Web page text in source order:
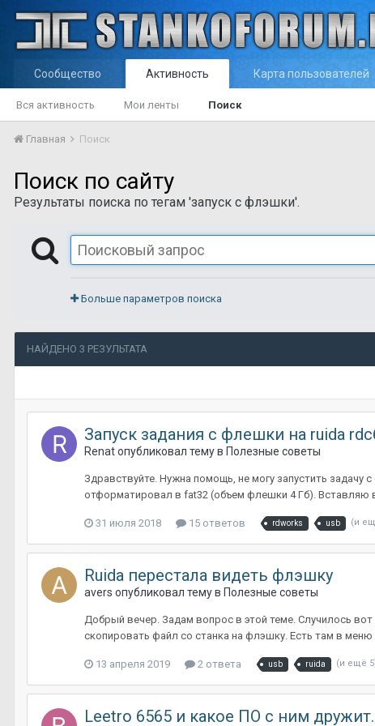
Сообщество Активность
Вся активность Мои ленты Поиск
Карта пользователей
Главная Поиск
Поиск по сайту
Результаты поиска по тегам 'запуск с флэшки'.
Больше параметров поиска
НАЙДЕНО 3 РЕЗУЛЬТАТА
Запуск задания с флешки на ruida
Renatопубликовал тему в Полезные советы
Здравствуйте. Нужна помощь, не могу запустить
отформатировал в fat32 (объем флешки 4 Гб). Вставляю
31 июля 2018 15 ответов rdworks usb (и
Ruida перестала видеть флэшку
avers опубликовал тему в Полезные советы
Добрый вечер. Задам вопрос в этой теме. Случилось
скопировать файл со станка на флэшку. Есть там в
13 апреля 2019 2 ответа usb ruida (и ещё
Leetro 6565 и какое ПО с ним